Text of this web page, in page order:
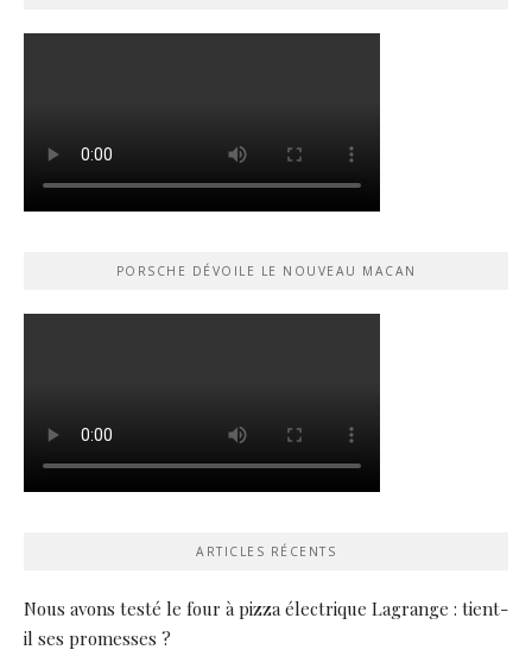
PORSCHE DÉVOILE LE NOUVEAU MACAN
ARTICLES RÉCENTS
Nous avons testé le four à pizza électrique Lagrange : tient-
il ses promesses ?